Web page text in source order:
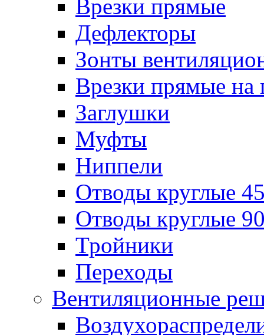
Врезки прямые
Дефлекторы
Зонты
Врезки прямые на
Заглушки
Муфты
Ниппели
Отводы круглые
Отводы круглые
Тройники
Переходы
Вентиляционные